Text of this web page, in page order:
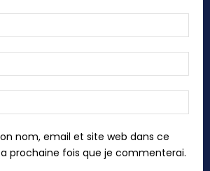
:*
:*
:
nom, email et site web dans ce
prochaine fois que je commenterai.